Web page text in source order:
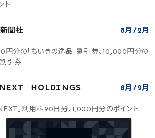
ト
聞社 8月 2月
円分の「ちいきの逸品」割引券、10,000円分の
引券
ＥＸＴ ＨＯＬＤＩＮＧＳ 8月 2月
」利用料90日分、1,000円分のポイント